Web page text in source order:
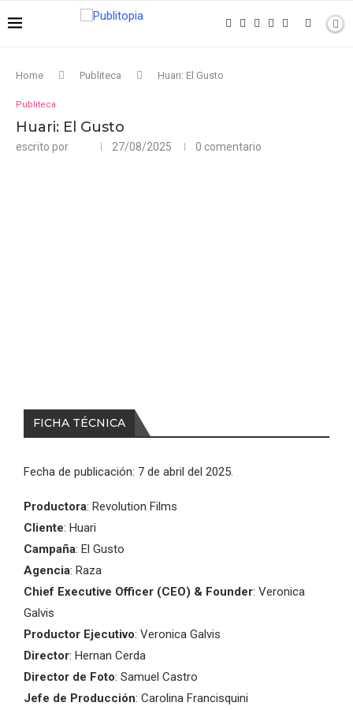
Home Publiteca Huari: El Gusto
Publiteca
Huari: El Gusto
escrito por 27/08/2025 0 comentario
FICHA TÉCNICA
Fecha de publicación: 7 de abril del 2025.
Productora: Revolution Films
Cliente: Huari
Campaña: El Gusto
Agencia: Raza
Chief Executive Officer (CEO) & Founder: Veronica
Galvis
Productor Ejecutivo: Veronica Galvis
Director: Hernan Cerda
Director de Foto: Samuel Castro
Jefe de Producción: Carolina Francisquini